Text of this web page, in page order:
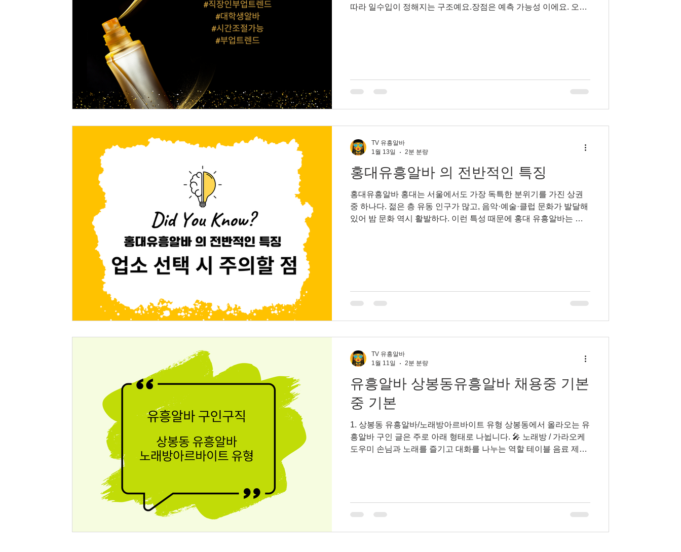
홍대유흥알바 전국마사지알바 호박농사 호박재배 호박심기
따라 일수입이 정해지는 구조예요.장점은 예측 가능성 이에요. 오늘
워요. 그래서 생활비·월세·고정 지출처럼 현실적인 목표를 가진 사람
들 이 많이 선택합니다. “이번 달 얼마는 꼭 벌어야 한다”는 기준이 있
시간을 일해도 누구를 만나느냐, 그날 분위
홍대유흥알바 의 전반적인 특징
홍대유흥알바 홍대는 서울에서도 가장 독특한 분위기를 가진 상권
중 하나다. 젊은 층 유동 인구가 많고, 음악·예술·클럽 문화가 발달해
있어 밤 문화 역시 활발하다. 이런 특성 때문에 홍대 유흥알바는 다
과는 다소 다른 분위기에서 이루어진다. 직장인 중심의 상권이라기
보다 20~30대 젊은 손님, 친구 모임, 외국인 손님 비중이 높은 편이
소로 작용한다. 수입 구조는 어떻게 되나 홍대 유흥알바의 수입은
TV 유흥알바
1월 13일
2분 분량
유흥알바 상봉동유흥알바 채용중 기본
중 기본
1. 상봉동 유흥알바/노래방아르바이트 유형 상봉동에서 올라오는 유
흥알바 구인 글은 주로 아래 형태로 나뉩니다. 🎤 노래방 / 가라오케
도우미 손님과 노래를 즐기고 대화를 나누는 역할 테이블 음료 제공
흥알바채용중 서울 상봉동·중랑구 일대는 중랑·망우·상봉역 주변이
TV 유흥알바
1월 11일
2분 분량